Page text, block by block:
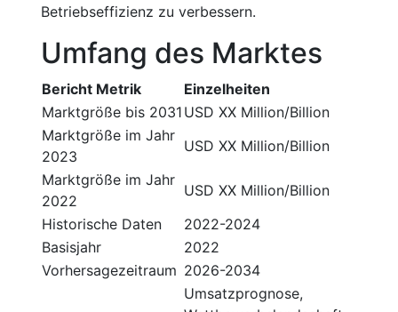
Betriebseffizienz zu verbessern.
Umfang des Marktes
Bericht Metrik
Einzelheiten
Marktgröße bis 2031 USD XX Million/Billion
Marktgröße im Jahr
2023
USD XX Million/Billion
Marktgröße im Jahr
2022
USD XX Million/Billion
Historische Daten
2022-2024
Basisjahr
2022
Vorhersagezeitraum 2026-2034
Umsatzprognose,